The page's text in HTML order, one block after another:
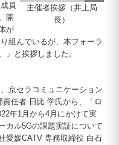
主催者挨拶（井上局
長）
員
開
が
組んでいるが、本フォーラ
」と挨拶しました。
京セラコミュニケーション
任者 日比 学氏から、「ロ
年1月から4月にかけて実
カル5Gの課題実証について
愛媛CATV 専務取締役 白石